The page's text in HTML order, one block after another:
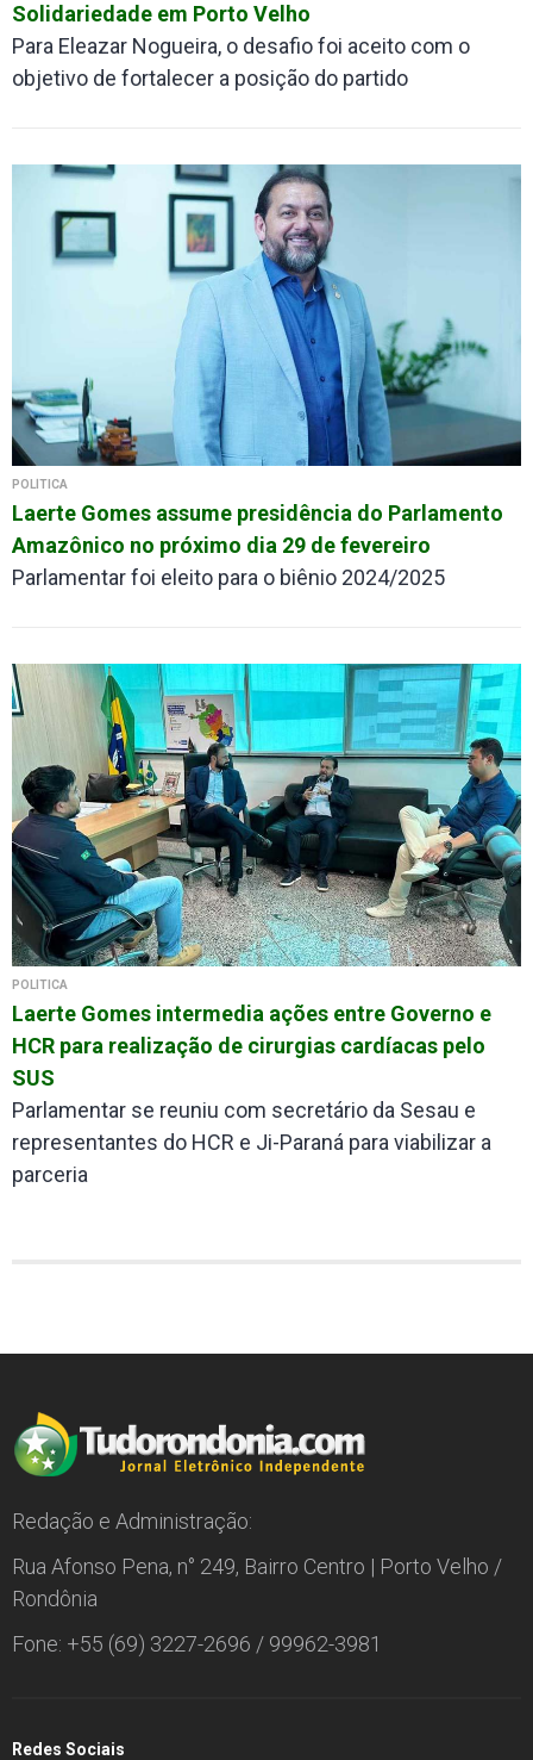
Solidariedade em Porto Velho
Para Eleazar Nogueira, o desafio foi aceito com o
objetivo de fortalecer a posição do partido
POLÍTICA
Laerte Gomes assume presidência do Parlamento
Amazônico no próximo dia 29 de fevereiro
Parlamentar foi eleito para o biênio 2024/2025
POLÍTICA
Laerte Gomes intermedia ações entre Governo e
HCR para realização de cirurgias cardíacas pelo
SUS
Parlamentar se reuniu com secretário da Sesau e
representantes do HCR e Ji-Paraná para viabilizar a
parceria
Redação e Administração:
Rua Afonso Pena, n° 249, Bairro Centro | Porto Velho /
Rondônia
Fone: +55 (69) 3227-2696 / 99962-3981
Redes Sociais